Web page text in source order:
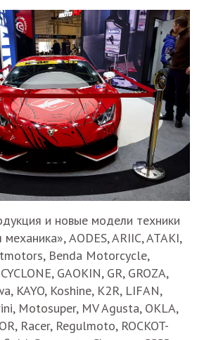
и новые модели техники
AODES, ARIIC, ATAKI,
Benda Motorcycle,
GAOKIN, GR, GROZA,
KAYO, Koshine, K2R, LIFAN,
Motosuper, MV Agusta, OKLA,
Racer, Regulmoto, ROCKOT-